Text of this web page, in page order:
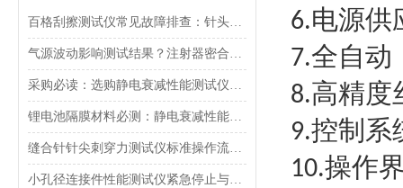
百格刮擦测试仪常见故障排查：针头磨损与运动轨迹偏移
气源波动影响测试结果？注射器密合性正压测试仪的稳压设计分析
采购必读：选购静电衰减性能测试仪的5个核心参数与避坑指南
锂电池隔膜材料必测：静电衰减性能测试仪的操作难点突破
缝合针针尖刺穿力测试仪标准操作流程（SOP）及实验员培训要点
小孔径连接件性能测试仪紧急停止与异常状态下的安全复位操作
6.电源供
7.全自动
8.高精度
9.控制系
10.操作